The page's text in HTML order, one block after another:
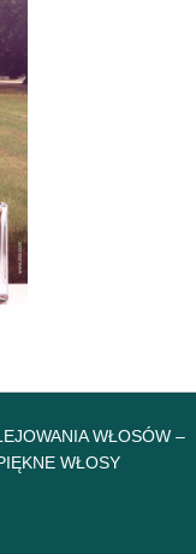
WŁOSÓW –
WŁOSY